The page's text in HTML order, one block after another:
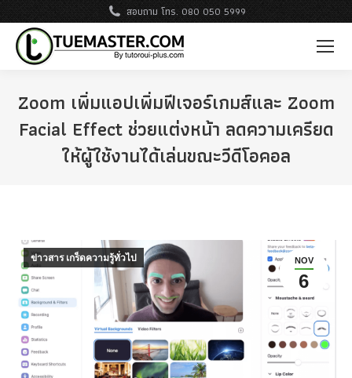
สอบถาม โทร. 080 050 5999
Zoom เพิ่มแอปเพิ่มฟีเจอร์เกมส์และ Zoom
Facial Effect ช่วยแต่งหน้า ลดความเครียด
ให้ผู้ใช้งานได้เล่นขณะวีดีโอคอล
NOV
6
ข่าวสาร เกร็ดความรู้ทั่วไป